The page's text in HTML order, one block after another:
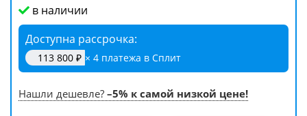
в наличии
Доступна рассрочка
113 800 ₽ × 4 платежа в Сплит
Нашли дешевле? –5% к самой низкой цене!